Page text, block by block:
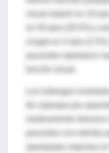
en 29 ojos (20.5%) y
cirugía en 4 ojos
pacientes reportaron
Los hallazgos
de cataratas por
pacientes con retinitis
aparejadas mejorías